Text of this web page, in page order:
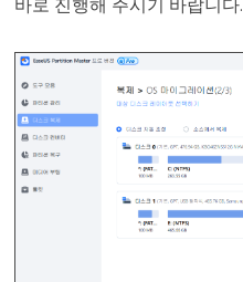
바로 진행해 주시기 바랍니다.